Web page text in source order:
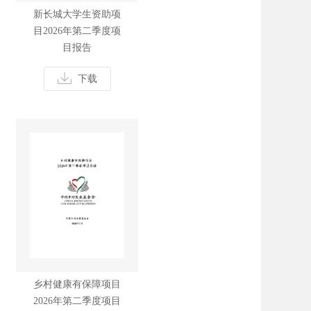
新长城大学生资助项
目2026年第二季度项
目报告
下载
乡村健康有保障项目
2026年第二季度项目